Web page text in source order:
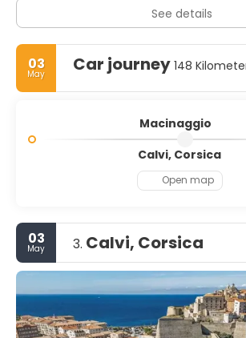
See details
03
May Car journey 148
Macinaggio
Calvi, Corsica
Open map
03
May 3. Calvi, Corsica